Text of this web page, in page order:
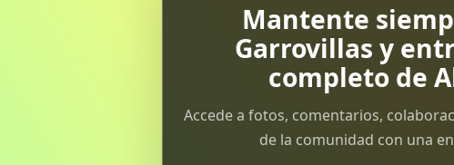
Mantente
Garrovillas y
completo de
Accede a fotos, comentarios,
de la comunidad con una